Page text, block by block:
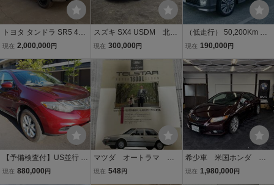
トヨタ タンドラ SR5 4W
D 夏のみ使用！冬季使用
フェリー配送対応可能！
現在 2,000,000 円
スズキ SX4 USDM 北米
仕様
現在 300,000 円
（低走行） 50,200Km 平
成23年式 後期 ライフ DIV
行 修復歴有り
現在 190,000 円
【予備検査付】US並行 NI
SSAN 日産 並行 USDM ム
現在 880,000 円
マツダ オートラマ フ
ォード テルスター 4ド
現在 548円
希少車 米国ホンダ シ
ビッククーペ FG4 si 北
現在 1,980,000 円